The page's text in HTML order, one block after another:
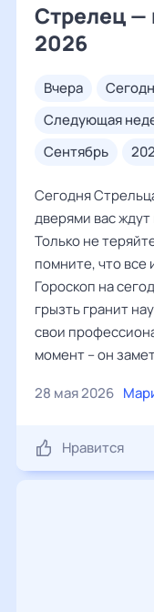
Стрелец —
2026
вчера
следующая
сентябрь
Сегодня
дверями вас
Только не
помните, что все
Гороскоп на
грызть гранит
свои
момент – он
28 мая 2026
Нравится